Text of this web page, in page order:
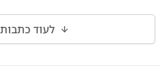
לעוד כתבות